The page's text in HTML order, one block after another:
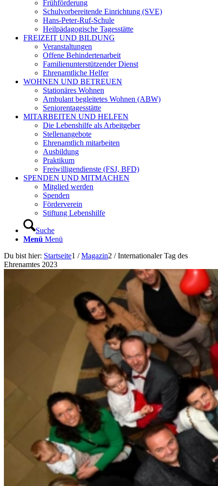
Frühförderung
Schulvorbereitende Einrichtung (SVE)
Hans-Peter-Ruf-Schule
Heilpädagogische Tagesstätte
FREIZEIT UND BILDUNG
Veranstaltungen
Offene Behindertenarbeit
Familienunterstützender Dienst
Ehrenamtliche Helfer
WOHNEN UND BETREUEN
Stationäres Wohnen
Ambulant begleitetes Wohnen (ABW)
Seniorentagesstätte
MITARBEITEN UND HELFEN
Die Lebenshilfe als Arbeitgeber
Stellenangebote
Ehrenamtlich mitarbeiten
Ausbildung
Praktikum
Freiwilligendienste (FSJ, BFD)
SPENDEN UND MITMACHEN
Mitglied werden
Spenden
Förderverein
Stiftung Lebenshilfe
Suche
Menü Menü
Du bist hier: Startseite1 / Magazin2 / Internationaler Tag des
Ehrenamtes 2023